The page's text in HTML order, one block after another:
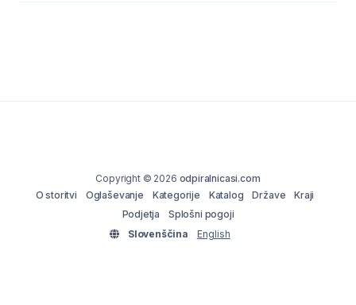
Copyright © 2026 odpiralnicasi.com
O storitvi
Oglaševanje Kategorije Katalog Države
Kraji
Podjetja
Splošni pogoji
Slovenščina
English